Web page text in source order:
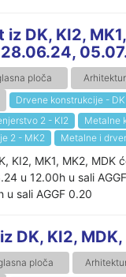
DK, KI2,
ploča
Drvene konstrukcije - DK
2 - KI2
Metalne
2 - MK2
Metalne i
KI2, MK1, MK2, MDK
u 12.00h u sali
u sali AGGF 0.20
DK, KI2, MDK,
ploča